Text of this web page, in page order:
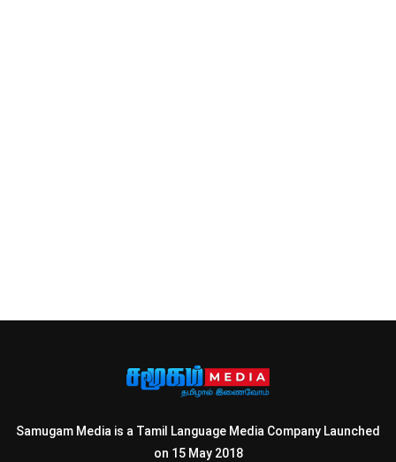
Samugam Media is a Tamil Language Media Company Launched
on 15 May 2018